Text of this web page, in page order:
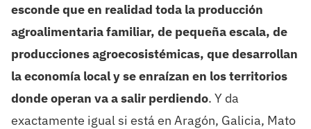
esconde que en realidad toda la producción
agroalimentaria familiar, de pequeña escala, de
producciones agroecosistémicas, quedesarrollan
la economía local y se enraízan en los territorios
donde operan va a salir perdiendo. Y da
exactamente igual si está en Aragón, Galicia, Mato